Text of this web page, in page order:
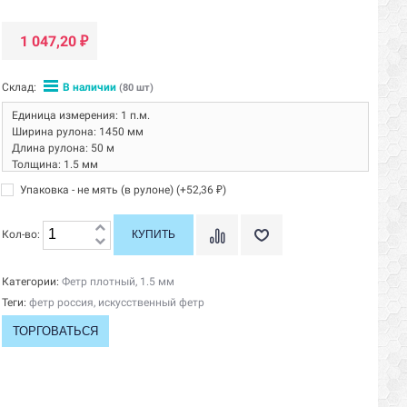
1 047,20 ₽
Склад: В наличии (80 шт)
Единица измерения: 1 п.м.
Ширина рулона: 1450 мм
Длина рулона: 50 м
Толщина: 1.5 мм
Плотность: 300 гр/кв.м.
Производитель: Россия, РуФелт
Упаковка - не мять (в рулоне) (+52,36 ₽)
Кол-во:
Категории: Фетр плотный, 1.5 мм
Теги: фетр россия, искусственный фетр
ТОРГОВАТЬСЯ